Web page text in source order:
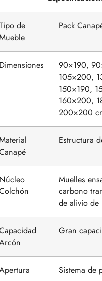
Tipo de
Mueble
Pack
Dimensiones
90×190,
105×200,
150×190,
160×200,
200×200
Material
Canapé
Estructura
Núcleo
Colchón
Muelles
carbono
de alivio de
Capacidad
Arcón
Gran
Apertura Sistema de